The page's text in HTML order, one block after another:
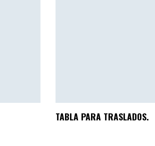
TABLA PARA TRASLADOS.